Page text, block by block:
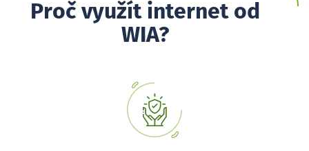
Proč využít internet od
WIA?